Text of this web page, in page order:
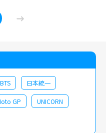
裏には何があるのか？本作で
するべく、専門的で高度なオペの
年には満を持して劇場版が公
人、中条あやみをはじめとした
う全ての人に元気を与えるドラマ
BTS 日本統一
GP UNICORN